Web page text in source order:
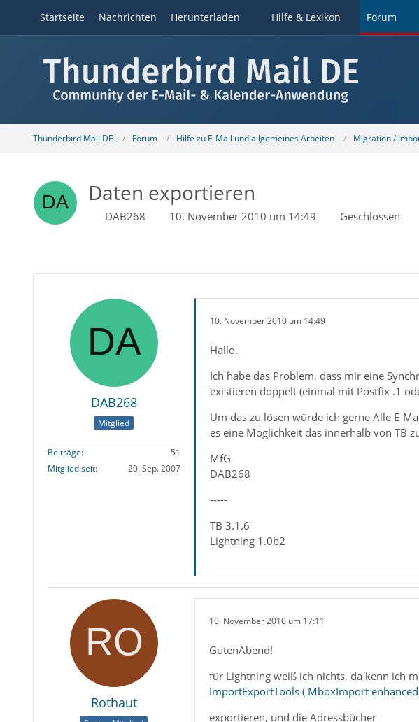
Startseite Nachrichten Herunterladen Hilfe & Lexikon Forum
Thunderbird Mail DE Forum Hilfe zu E-Mail und allgemeines Arbeiten Migration /
Daten exportieren
DAB268 10. November 2010 um 14:49 Geschlossen
DAB268
Mitglied
Beiträge
51
Mitglied seit
20. Sep. 2007
10. November 2010 um 14:49
Hallo.
Ich habe das Problem, dass mir eine
existieren doppelt (einmal mit Postfix .1
Um das zu lösen würde ich gerne Alle E-
es eine Möglichkeit das innerhalb von TB
MfG
DAB268
-----
TB 3.1.6
Lightning 1.0b2
Rothaut
10. November 2010 um 17:11
GutenAbend!
für Lightning weiß ich nichts, da kenn ich
ImportExportTools ( MboxImport
exportieren, und die Adressbücher